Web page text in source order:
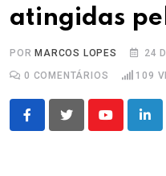
atingidas
PORMARCOS LOPES
24
0 COMENTÁRIOS 109
Youtube